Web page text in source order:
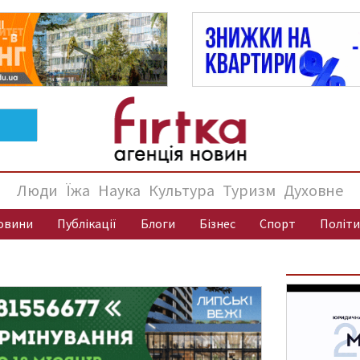
Люди Їжа Наука Культура Туризм Духовне
Публікації Блоги Бізнес Спорт